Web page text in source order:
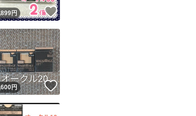
ユーザーは他フリマサービスでの取引実績があります
り、発送を保証しているものではありません
ユーザーは高頻度で24時間以内＆設定した発送日数内に発送してい
ユーザーは高頻度で24時間以内に発送しています
出品ページへ
キャンセル
ね！
円 いいね！
ね！
円 いいね！